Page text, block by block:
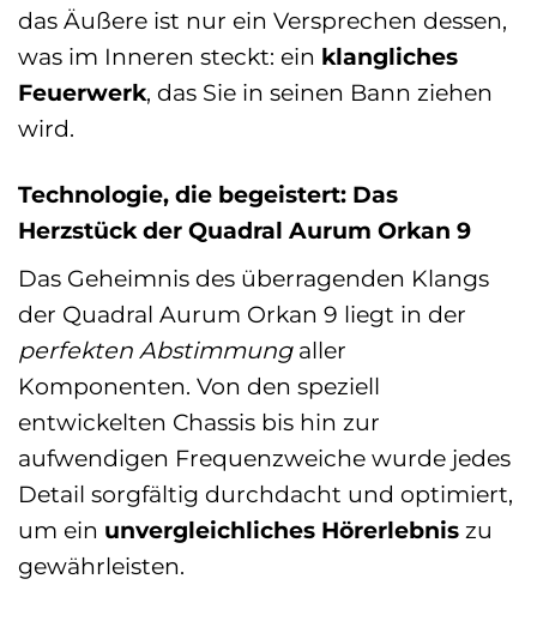
das Äußere ist nur ein Versprechen dessen,
was im Inneren steckt: ein klangliches
Feuerwerk, das Sie in seinen Bann ziehen
wird.
Technologie, die begeistert: Das
Herzstück der Quadral Aurum Orkan 9
Das Geheimnis des überragenden Klangs
der Quadral Aurum Orkan 9 liegt in der
perfekten Abstimmungaller
Komponenten. Von den speziell
entwickelten Chassis bis hin zur
aufwendigen Frequenzweiche wurde jedes
Detail sorgfältig durchdacht und optimiert,
um ein unvergleichliches Hörerlebnis zu
gewährleisten.